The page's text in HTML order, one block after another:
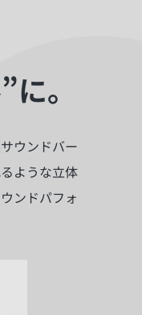
。
ウンドバー
ような立体
ンドパフォ